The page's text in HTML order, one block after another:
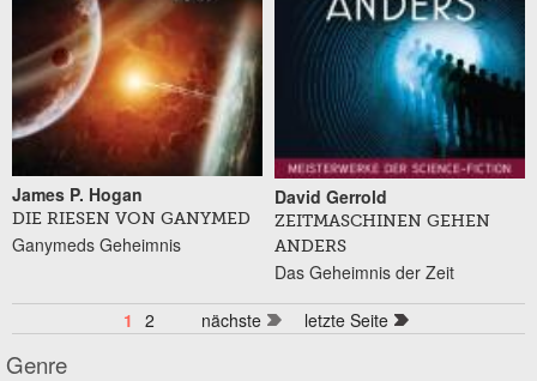
James P. Hogan
DIE RIESEN VON GANYMED
Ganymeds Geheimnis
David Gerrold
ZEITMASCHINEN GEHEN
ANDERS
Das Geheimnis der Zeit
1 2 nächste letzte Seite
Genre